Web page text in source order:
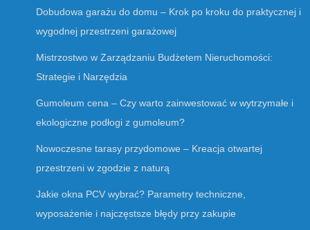
Dobudowa garażu do domu – Krok po kroku do praktycznej i
wygodnej przestrzeni garażowej
Mistrzostwo w Zarządzaniu Budżetem Nieruchomości:
Strategie i Narzędzia
Gumoleum cena – Czy warto zainwestować w wytrzymałe i
ekologiczne podłogi z gumoleum?
Nowoczesne tarasy przydomowe – Kreacja otwartej
przestrzeni w zgodzie z naturą
Jakie okna PCV wybrać? Parametry techniczne,
wyposażenie i najczęstsze błędy przy zakupie